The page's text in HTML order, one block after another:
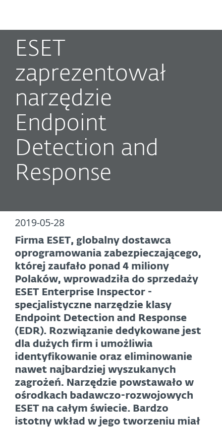
ESET
zaprezentował
narzędzie
Endpoint
Detection and
Response
2019-05-28
Firma ESET, globalny dostawca
oprogramowania zabezpieczającego,
której zaufało ponad 4 miliony
Polaków, wprowadziła do sprzedaży
ESET Enterprise Inspector -
specjalistyczne narzędzie klasy
Endpoint Detection and Response
(EDR). Rozwiązanie dedykowane jest
dla dużych firm i umożliwia
identyfikowanie oraz eliminowanie
nawet najbardziej wyszukanych
zagrożeń. Narzędzie powstawało w
ośrodkach badawczo-rozwojowych
ESET na całym świecie. Bardzo
istotny wkład w jego tworzeniu miał